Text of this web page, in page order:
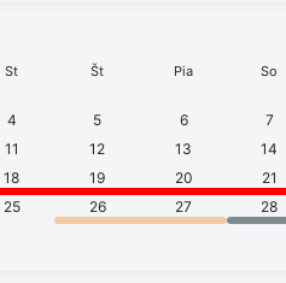
St Št Pia So
4 5 6 7
11 12 13 14
18 19 20 21
25 26 27 28